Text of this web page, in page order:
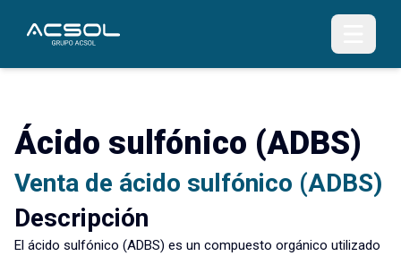
Ácido sulfónico (ADBS)
Venta de ácido sulfónico (ADBS)
Descripción
El ácido sulfónico (ADBS) es un compuesto orgánico utilizado